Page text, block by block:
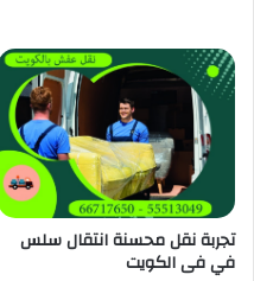
تجربة نقل محسنة انتقال سلس
في فى الكويت